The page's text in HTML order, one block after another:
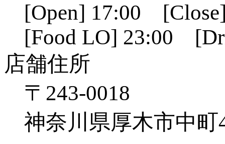
[Open] 17:00
[Food LO] 23:00
店舗住所
〒243-0018
神奈川県厚木市中町